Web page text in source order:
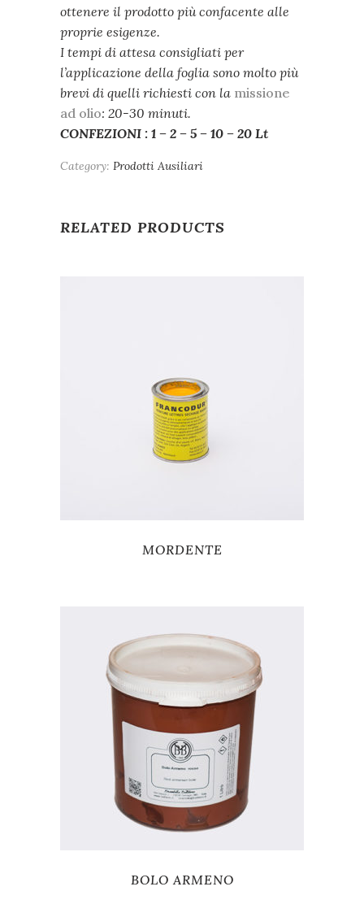
ottenere il prodotto più confacente alle
proprie esigenze.
I tempi di attesa consigliati per
l’applicazione della foglia sono molto più
brevi di quelli richiesti con la missione
ad olio: 20-30 minuti.
CONFEZIONI : 1 – 2 – 5 – 10 – 20 Lt
Category: Prodotti Ausiliari
RELATED PRODUCTS
MORDENTE
BOLO ARMENO